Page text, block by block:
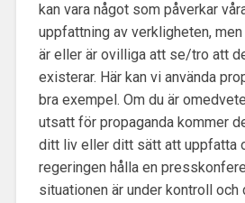
kan vara något som påverkar
uppfattning av verkligheten,
är eller är ovilliga att se/tro att
existerar. Här kan vi använda
bra exempel. Om du är
utsatt för propaganda kommer
ditt liv eller ditt sätt att uppfatta
regeringen hålla en
situationen är under kontroll och